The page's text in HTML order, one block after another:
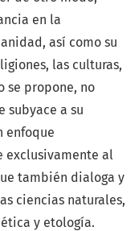
en la
así como su
las culturas,
se propone, no
subyace a su
enfoque
exclusivamente al
también dialoga y
ciencias naturales,
y etología.